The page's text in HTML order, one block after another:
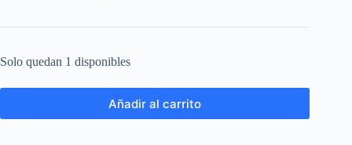
Solo quedan 1 disponibles
Añadir al carrito